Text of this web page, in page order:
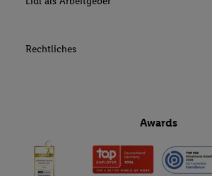
Rechtliches
Awards